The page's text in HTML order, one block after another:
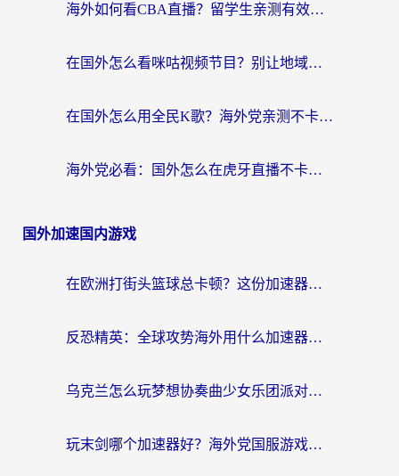
海外如何看CBA直播？留学生亲测有效的体育赛事观看指南
在国外怎么看咪咕视频节目？别让地域限制挡住你的追剧自由
在国外怎么用全民K歌？海外党亲测不卡顿的回国加速秘籍
海外党必看：国外怎么在虎牙直播不卡顿？附腾讯视频网易云音乐解决方案
国外加速国内游戏
在欧洲打街头篮球总卡顿？这份加速器选择指南帮你解决延迟难题
反恐精英：全球攻势海外用什么加速器登录？海外党国服游戏畅玩指南
乌克兰怎么玩梦想协奏曲少女乐团派对？海外党国服游戏加速全攻略（附欧洲重生细胞荒野行动不卡技巧）
玩末剑哪个加速器好？海外党国服游戏畅玩终极指南（附3款热门游戏实测）